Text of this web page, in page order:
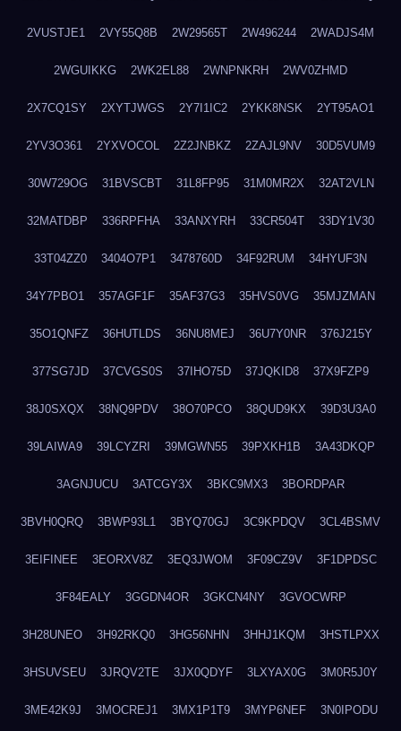
2VUSTJE1 2VY55Q8B 2W29565T 2W496244 2WADJS4M
2WGUIKKG 2WK2EL88 2WNPNKRH 2WV0ZHMD
2X7CQ1SY 2XYTJWGS 2Y7I1IC2 2YKK8NSK 2YT95AO1
2YV3O361 2YXVOCOL 2Z2JNBKZ 2ZAJL9NV 30D5VUM9
30W729OG 31BVSCBT 31L8FP95 31M0MR2X 32AT2VLN
32MATDBP 336RPFHA 33ANXYRH 33CR504T 33DY1V30
33T04ZZ0 3404O7P1 3478760D 34F92RUM 34HYUF3N
34Y7PBO1 357AGF1F 35AF37G3 35HVS0VG 35MJZMAN
35O1QNFZ 36HUTLDS 36NU8MEJ 36U7Y0NR 376J215Y
377SG7JD 37CVGS0S 37IHO75D 37JQKID8 37X9FZP9
38J0SXQX 38NQ9PDV 38O70PCO 38QUD9KX 39D3U3A0
39LAIWA9 39LCYZRI 39MGWN55 39PXKH1B 3A43DKQP
3AGNJUCU 3ATCGY3X 3BKC9MX3 3BORDPAR
3BVH0QRQ 3BWP93L1 3BYQ70GJ 3C9KPDQV 3CL4BSMV
3EIFINEE 3EORXV8Z 3EQ3JWOM 3F09CZ9V 3F1DPDSC
3F84EALY 3GGDN4OR 3GKCN4NY 3GVOCWRP
3H28UNEO 3H92RKQ0 3HG56NHN 3HHJ1KQM 3HSTLPXX
3HSUVSEU 3JRQV2TE 3JX0QDYF 3LXYAX0G 3M0R5J0Y
3ME42K9J 3MOCREJ1 3MX1P1T9 3MYP6NEF 3N0IPODU